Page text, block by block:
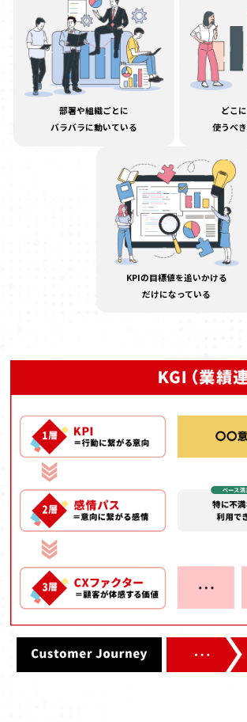
部署や組織ごとに
バラバラに動いている
どこ
使うべ
KPIの目標値を追いかける
だけになっている